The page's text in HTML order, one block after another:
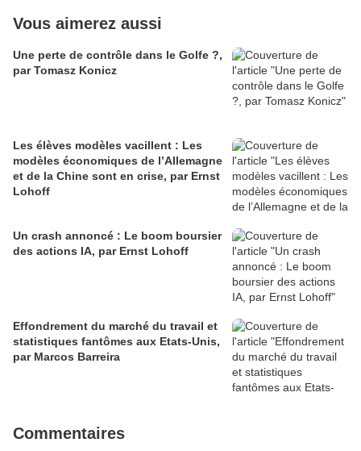
Vous aimerez aussi
Une perte de contrôle dans le Golfe ?,
par Tomasz Konicz
Les élèves modèles vacillent : Les
modèles économiques de l’Allemagne
et de la Chine sont en crise, par Ernst
Lohoff
Un crash annoncé : Le boom boursier
des actions IA, par Ernst Lohoff
Effondrement du marché du travail et
statistiques fantômes aux Etats-Unis,
par Marcos Barreira
Commentaires